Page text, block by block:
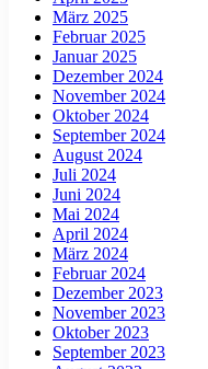
März 2025
Februar 2025
Januar 2025
Dezember 2024
November 2024
Oktober 2024
September 2024
August 2024
Juli 2024
Juni 2024
Mai 2024
April 2024
März 2024
Februar 2024
Dezember 2023
November 2023
Oktober 2023
September 2023